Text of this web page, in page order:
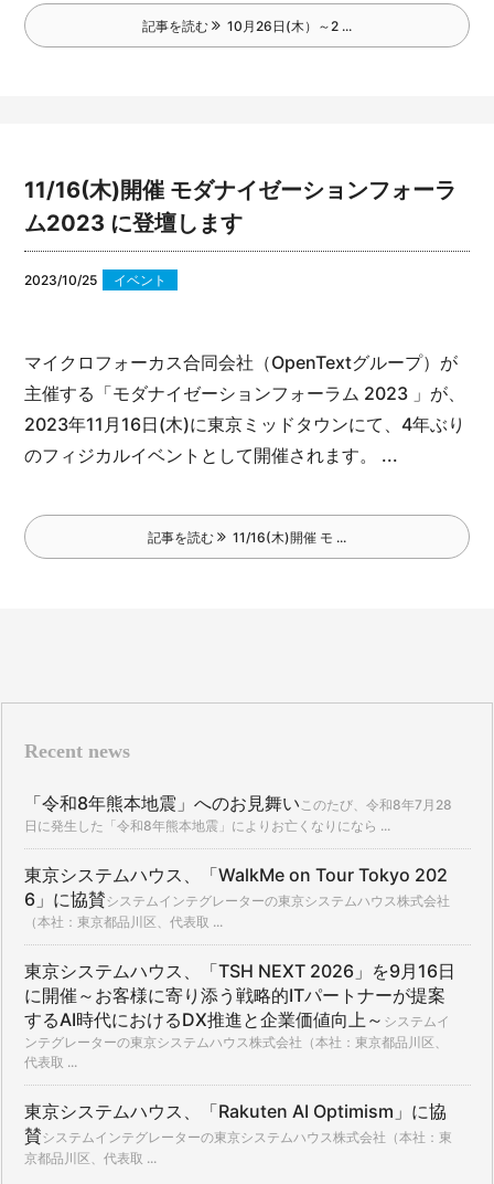
記事を読む 10月26日(木）～2 ...
11/16(木)開催 モダナイゼーションフォーラ
ム2023 に登壇します
2023/10/25 イベント
マイクロフォーカス合同会社（OpenTextグループ）が
主催する 「モダナイゼーションフォーラム 2023 」が、
2023年11月16日(木)に東京ミッドタウンにて、4年ぶり
のフィジカルイベントとして開催されます。 ...
記事を読む 11/16(木)開催 モ ...
Recent news
「令和8年熊本地震」へのお見舞い このたび、令和8年7月28
日に発生した「令和8年熊本地震」によりお亡くなりになら ...
東京システムハウス、「WalkMe on Tour Tokyo 202
6」に協賛システムインテグレーターの東京システムハウス株式会社
（本社：東京都品川区、代表取 ...
東京システムハウス、「TSH NEXT 2026」を9月16日
に開催～お客様に寄り添う戦略的ITパートナーが提案
するAI時代におけるDX推進と企業価値向上～ システムイ
ンテグレーターの東京システムハウス株式会社（本社：東京都品川区、
代表取 ...
東京システムハウス、「Rakuten AI Optimism」に協
賛システムインテグレーターの東京システムハウス株式会社（本社：東
京都品川区、代表取 ...